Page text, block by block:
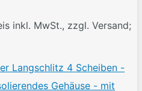
inkl. MwSt., zzgl. Versand;